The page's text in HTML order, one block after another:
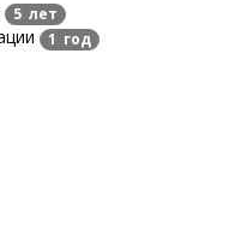
5 лет
1 год